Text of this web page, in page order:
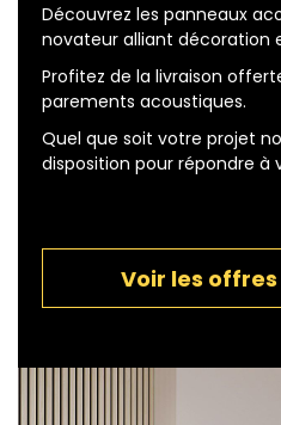
Découvrez les panneaux
novateur alliant décoration
Profitez de la livraison
parements acoustiques.
Quel que soit votre projet
disposition pour répondre à
Voir les